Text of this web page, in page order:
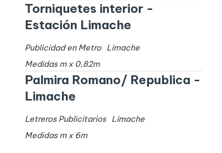
Torniquetes interior -
Estación Limache
Publicidad en Metro
Limache
Medidas m x 0,82m
Palmira Romano/ Republica -
Limache
Letreros Publicitarios
Limache
Medidas m x 6m